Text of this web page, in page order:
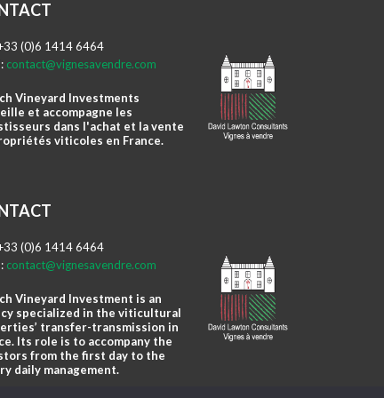
(0)6 1414 6464
contact@vignesavendre.com
Vineyard Investments
et accompagne les
dans l'achat et la vente
viticoles en France.
(0)6 1414 6464
contact@vignesavendre.com
Vineyard Investment is an
specialized in the viticultural
transfer-transmission in
Its role is to accompany the
from the first day to the
daily management.